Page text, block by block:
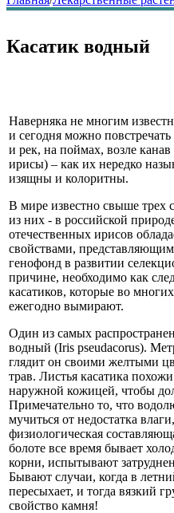
Касатик водный
Наверняка не многим
и сегодня можно
и рек, на поймах, возле
ирисы) – как их нередко
изящны и колоритны.
В мире известно свыше трех
из них - в российской
отечественных ирисов
свойствами,
генофонд в развитии
причине, необходимо как
касатиков, которые во
ежегодно вымирают.
Один из самых
водный (Iris pseudacorus).
глядит он своими желтыми
трав. Листья касатика
наружной кожицей, чтобы
Примечательно то, что
мучиться от недостатка
физиологическая
болоте все время бывает
корни, испытывают
Бывают случаи, когда в
пересыхает, и тогда вязкий
свойство камня!